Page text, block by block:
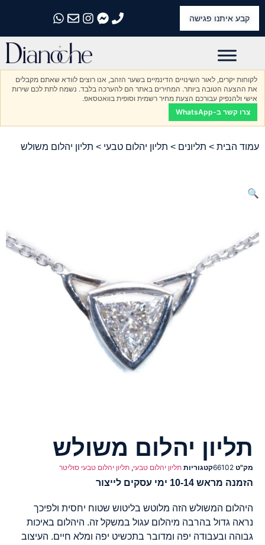
קבע איתנו פגישה
התקשרו אלינו
התקשרו אלינו
התקשרו אלינו
התקשרו אלינו
התקשרו אלינו
לקוחות יקרים, לאור השינויים הדינמיים בשער הזהב, אנו רוצים לוודא שאתם מקבלים
את ההצעה הטובה ביותר. המחירים באתר הם להערכה בלבד. נשמח לתת לכם שירות
אישי ולהנפיק עבורכם הצעת מחיר רשמית וסופית בוואטסאפ.
צרו קשר ב-WhatsApp
עמוד הבית > תליונים > תליון יהלום טבעי > תליון יהלום משולש
🔍
תליון יהלום משולש
מק"ט 66102קטגוריות תליון יהלום טבעי, תליון יהלום טבעי סוליטר
הזמנה מראש 10-14 ימי עסקים לייצור
היהלום המשולש הזה מלוטש בליטוש שטוח יחסית ולפיכך
נראה גדול בהרבה מיהלום עגול במשקל זה. היהלום באיכות
גבוהה ובעבודה יפה ומדובר בתכשיט יפה ומלא חיים. העיצוב